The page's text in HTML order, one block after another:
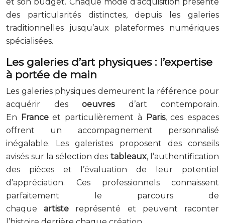
des particularités distinctes, depuis les galeries
traditionnelles jusqu’aux plateformes numériques
spécialisées.
Les galeries d’art physiques : l’expertise
à portée de main
Les galeries physiques demeurent la référence pour
acquérir des oeuvresd’art contemporain.
En Franceet particulièrement à Paris, ces espaces
offrent un accompagnement personnalisé
inégalable. Les galeristes proposent des conseils
avisés sur la sélection des tableaux, l’authentification
des pièces et l’évaluation de leur potentiel
d’appréciation. Ces professionnels connaissent
parfaitement le parcours de
chaqueartiste représenté et peuvent raconter